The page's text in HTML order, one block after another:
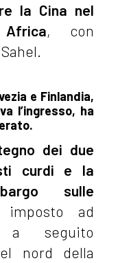
la Cina nel
, con
e Finlandia,
l’ingresso, ha
dei due
curdi e la
sulle
ad
a seguito
nord della